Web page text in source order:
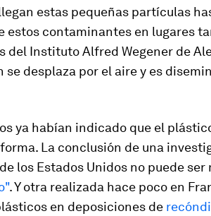
estas pequeñas partículas
estos contaminantes en lugares
del Instituto Alfred Wegener de
desplaza por el aire y es
ya habían indicado que el
La conclusión de una
los Estados Unidos no puede
. Y otra realizada hace poco en
en deposiciones de